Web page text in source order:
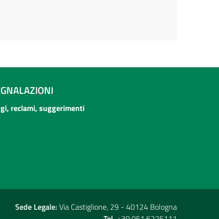
reclami, suggerimenti
Sede Legale: Via Castiglione, 29 - 40124 Bologna